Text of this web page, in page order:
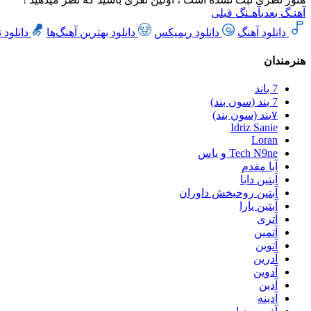
آهنـگ بعدیآهـنگ قبلی
دانلود آهنگ
دانلود ریمیکس دانلود بهترین آهنگ‌ها
هنرمندان
7 باند
7 بند (سون بند)
۷بند (سون بند)
Idriz Sanie
Loran
Tech N9ne و یاس
آبا مقدم
آبتین دابا
آبتین روحبخش داوران
آبتین یارا
آتری
آتمین
آتوین
آدرین
آدوین
آدین
آدینه